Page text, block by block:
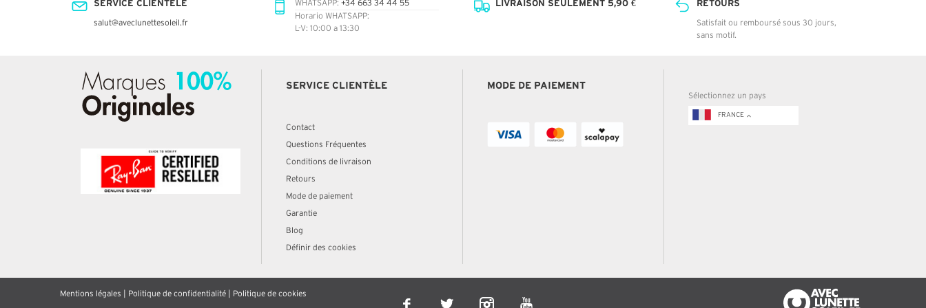
SERVICE CLIENTÈLE
salut@aveclunettesoleil.fr
WHATSAPP: +34 663 34 44 55
Horario WHATSAPP:
L-V: 10:00 a 13:30
LIVRAISON SEULEMENT 5,90 € RETOURS
Satisfait ou remboursé sous 30 jours,
sans motif.
SERVICE CLIENTÈLE
Contact
Questions Fréquentes
Conditions de livraison
Retours
Mode de paiement
Garantie
Blog
Définir des cookies
MODE DE PAIEMENT
Sélectionnez un pays
FRANCE
Mentions légales Politique de confidentialité Politique de cookies